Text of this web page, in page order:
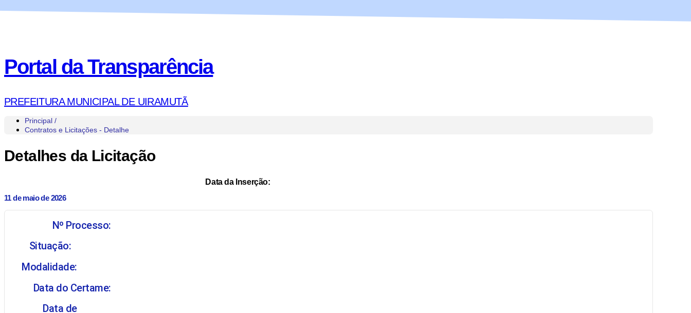
Portal da Transparência
PREFEITURA MUNICIPAL DE UIRAMUTÃ
Principal /
Contratos e Licitações - Detalhe
Detalhes da Licitação
Data da Inserção:
11 de maio de 2026
Nº Processo:
Situação:
Modalidade:
Data do Certame:
Data de